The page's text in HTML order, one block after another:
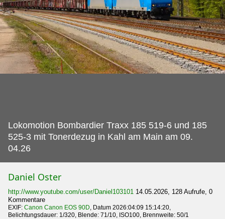
Lokomotion Bombardier Traxx 185 519-6 und 185
525-3 mit Tonerdezug in Kahl am Main am 09.
04.26
Daniel Oster
http://www.youtube.com/user/Daniel103101 14.05.2026, 128 Aufrufe, 0
Kommentare
EXIF: Canon Canon EOS 90D, Datum 2026:04:09 15:14:20,
Belichtungsdauer: 1/320, Blende: 71/10, ISO100, Brennweite: 50/1